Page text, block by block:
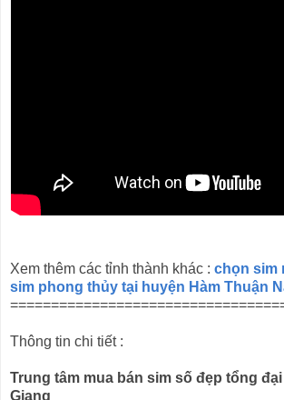
Xem thêm các tỉnh thành khác : chọn sim
sim phong thủy tại huyện Hàm Thuận
Thông tin chi tiết :
Trung tâm mua bán sim số đẹp tổng
Giang